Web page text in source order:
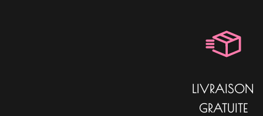
LIVRAISON
GRATUITE